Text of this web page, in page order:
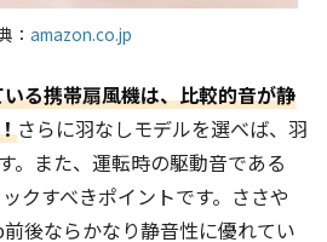
： amazon.co.jp
る携帯扇風機は、比較的音が静
さらに羽なしモデルを選べば、羽
。また、運転時の駆動音である
クすべきポイントです。 ささや
後ならかなり静音性に優れてい